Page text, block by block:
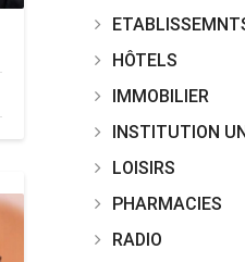
HÔTELS
IMMOBILIER
INSTITUTION
LOISIRS
PHARMACIES
RADIO